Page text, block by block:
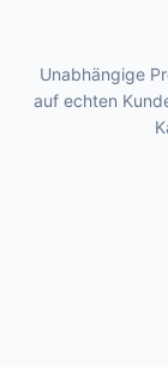
Unabhängige
auf echten